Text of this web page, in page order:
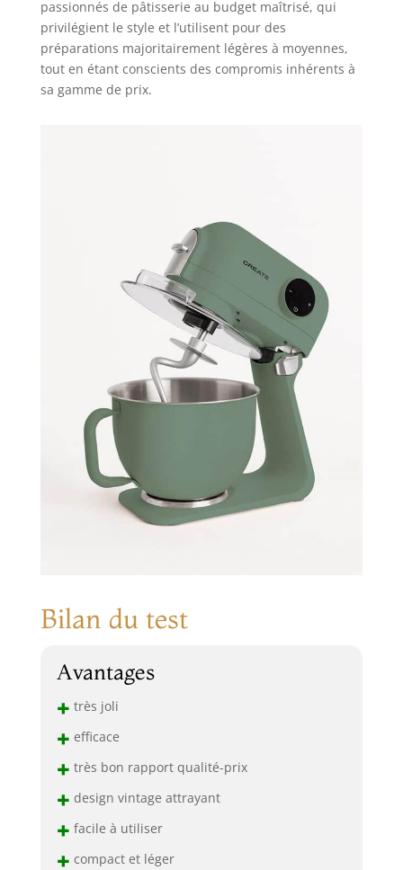
passionnés de pâtisserie au budget maîtrisé, qui
privilégient le style et l’utilisent pour des
préparations majoritairement légères à moyennes,
tout en étant conscients des compromis inhérents à
sa gamme de prix.
Bilan du test
Avantages
+ très joli
+ efficace
+ très bon rapport qualité-prix
+ design vintage attrayant
+ facile à utiliser
+ compact et léger